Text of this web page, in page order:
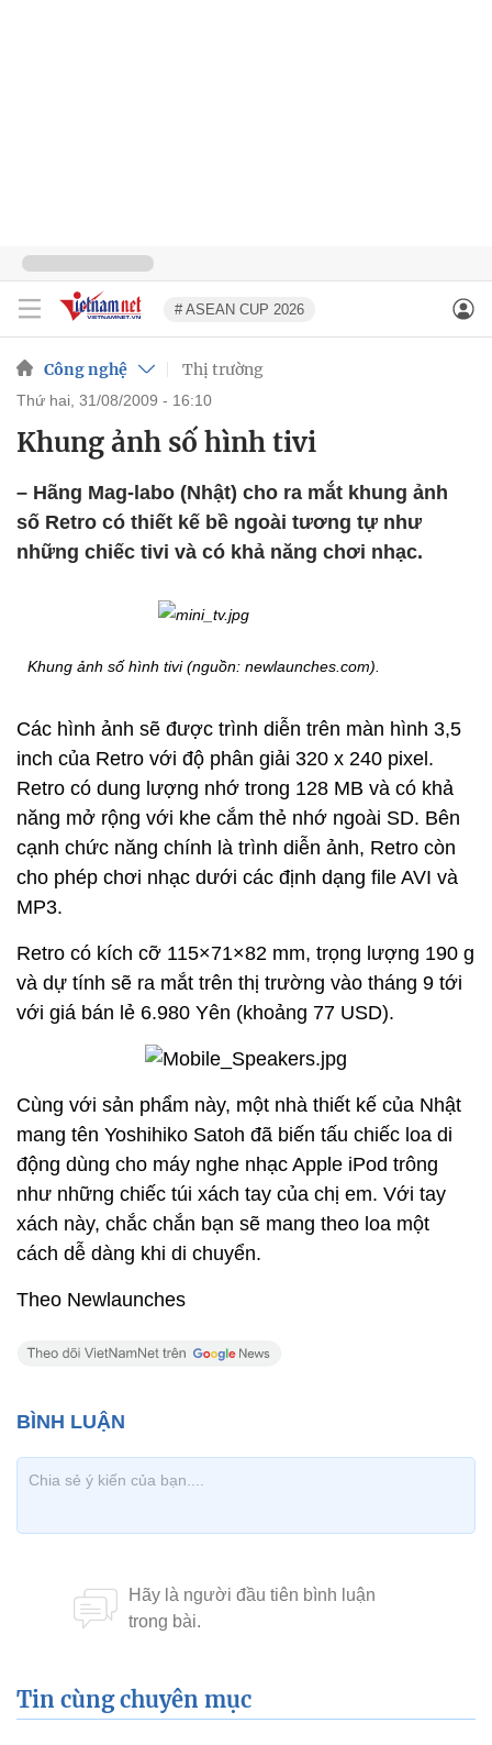
# ASEAN CUP 2026
Công nghệ Thị trường
thứ hai, 31/08/2009 - 16:10
Khung ảnh số hình tivi
– Hãng Mag-labo (Nhật) cho ra mắt khung ảnh
số Retro có thiết kế bề ngoài tương tự như
những chiếc tivi và có khả năng chơi nhạc.
Khung ảnh số hình tivi (nguồn: newlaunches.com).
Các hình ảnh sẽ được trình diễn trên màn hình 3,5
inch của Retro với độ phân giải 320 x 240 pixel.
Retro có dung lượng nhớ trong 128 MB và có khả
năng mở rộng với khe cắm thẻ nhớ ngoài SD. Bên
cạnh chức năng chính là trình diễn ảnh, Retro còn
cho phép chơi nhạc dưới các định dạng file AVI và
MP3.
Retro có kích cỡ 115×71×82 mm, trọng lượng 190 g
và dự tính sẽ ra mắt trên thị trường vào tháng 9 tới
với giá bán lẻ 6.980 Yên (khoảng 77 USD).
Cùng với sản phẩm này, một nhà thiết kế của Nhật
mang tên Yoshihiko Satoh đã biến tấu chiếc loa di
động dùng cho máy nghe nhạc Apple iPod trông
như những chiếc túi xách tay của chị em. Với tay
xách này, chắc chắn bạn sẽ mang theo loa một
cách dễ dàng khi di chuyển.
Theo Newlaunches
Tin cùng chuyên mục